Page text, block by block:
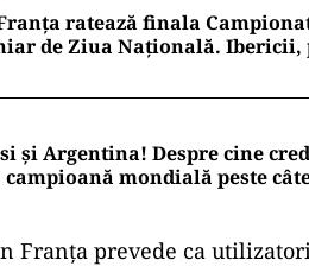
Franța ratează finala
de Ziua Națională.
și Argentina! Despre cine
mondială peste
Franța prevede ca